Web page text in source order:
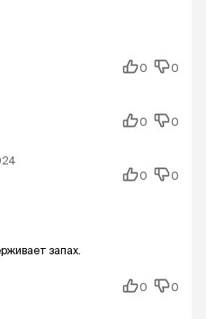
0 0
0
0
0
0
запах.
0 0